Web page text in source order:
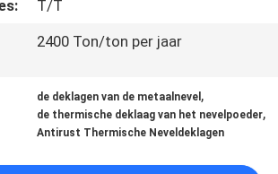
T/T
2400 Ton/ton per jaar
de deklagen van de metaalnevel ,
de thermische deklaag van het nevelpoeder,
Antirust Thermische Neveldeklagen